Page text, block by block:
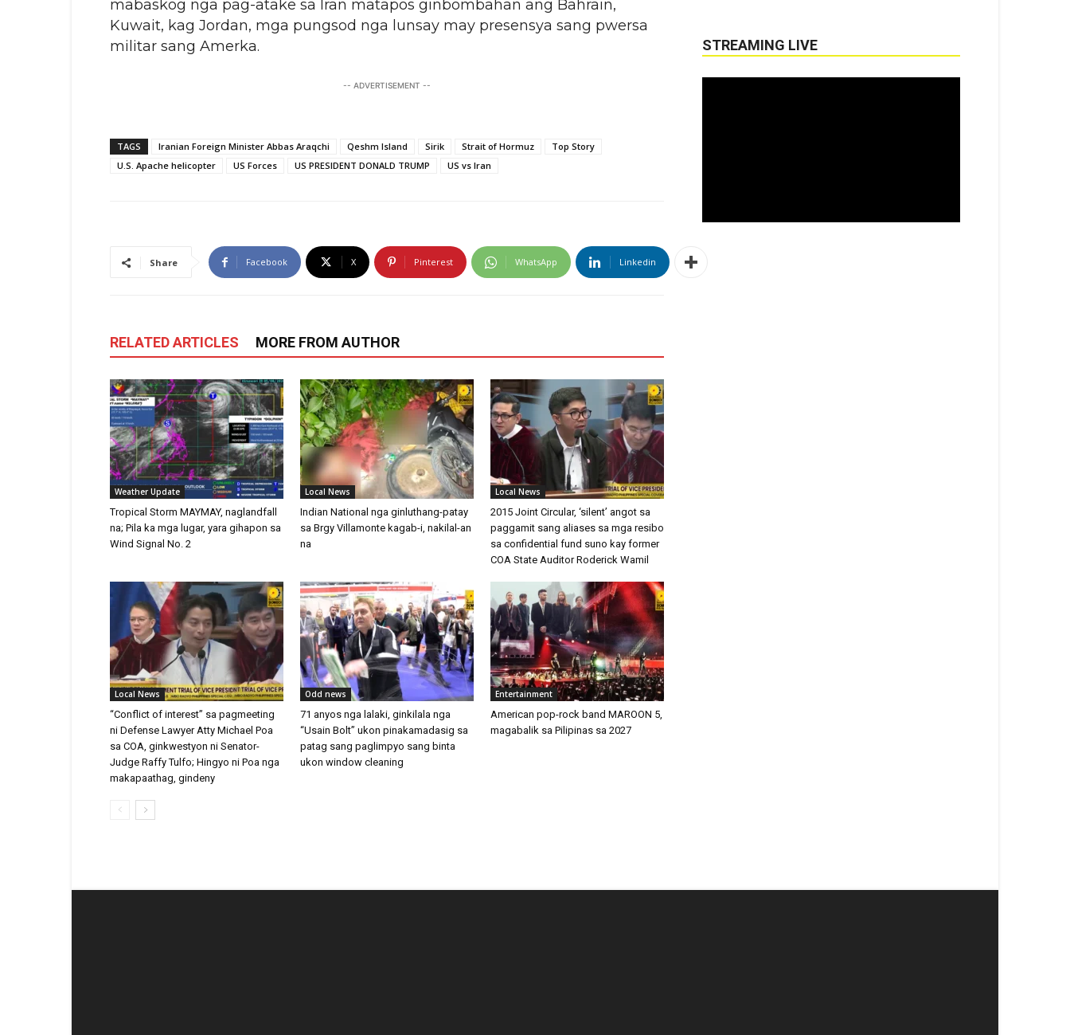
mabaskog nga pag-atake sa Iran matapos ginbombahan ang Bahrain,
Kuwait, kag Jordan, mga pungsod nga lunsay may presensya sang pwersa
militar sang Amerka.
-- ADVERTISEMENT --
TAGS Iranian Foreign Minister Abbas Araqchi Qeshm Island Sirik Strait of Hormuz
Top Story
U.S. Apache helicopter
US Forces US PRESIDENT DONALD TRUMP US vs Iran
Share Facebook X Pinterest WhatsApp Linkedin
RELATED ARTICLES MORE FROM AUTHOR
Weather Update
Tropical Storm MAYMAY, naglandfall
na; Pila ka mga lugar, yara gihapon sa
Wind Signal No. 2
Local News
Indian National nga ginluthang-patay
sa Brgy Villamonte kagab-i, nakilal-an
na
Local News
2015 Joint Circular, ‘silent’ angot sa
paggamit sang aliases sa mga resibo
sa confidential fund suno kay former
COA State Auditor Roderick Wamil
Local News
“Conflict of interest” sa pagmeeting
ni Defense Lawyer Atty Michael Poa
sa COA, ginkwestyon ni Senator-
Judge Raffy Tulfo; Hingyo ni Poa nga
makapaathag, gindeny
Odd news
71 anyos nga lalaki, ginkilala nga
“Usain Bolt” ukon pinakamadasig sa
patag sang paglimpyo sang binta
ukon window cleaning
Entertainment
American pop-rock band MAROON 5,
magabalik sa Pilipinas sa 2027
STREAMING LIVE